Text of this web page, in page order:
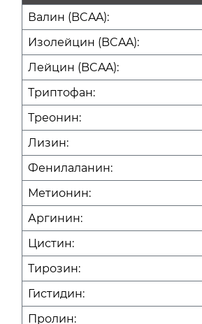
Валин (BCAA):
Изолейцин (BCAA):
Лейцин (BCAA):
Триптофан:
Треонин:
Лизин:
Фенилаланин:
Метионин:
Аргинин:
Цистин:
Тирозин:
Гистидин:
Пролин: